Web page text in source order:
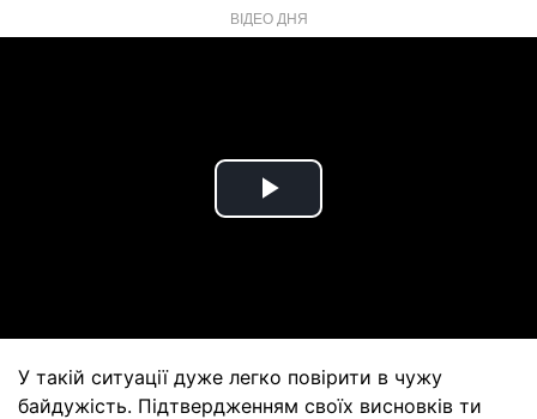
ВІДЕО ДНЯ
Play
У такій ситуації дуже легко повірити в чужу
байдужість. Підтвердженням своїх висновків ти